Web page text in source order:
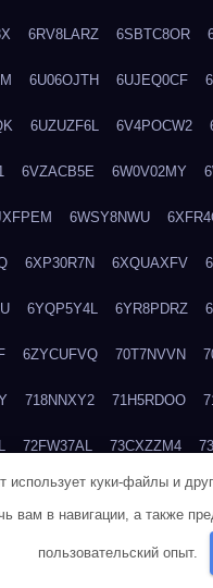
6RV8LARZ 6SBTC8OR
6U06OJTH 6UJEQ0CF
6UZUZF6L 6V4POCW2
6VZACB5E 6W0V02MY
6WSY8NWU
6XP30R7N 6XQUAXFV
6YQP5Y4L 6YR8PDRZ
6ZYCUFVQ 70T7NVVN
718NNXY2 71H5RDOO
72FW37AL 73CXZZM4
740HGIUK 745ACL1O
использует куки-файлы и
вам в навигации, а также
пользовательский опыт.